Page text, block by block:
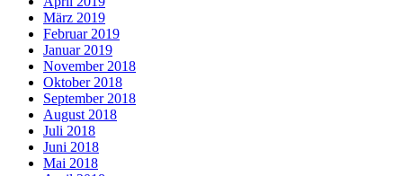
März 2019
Februar 2019
Januar 2019
November 2018
Oktober 2018
September 2018
August 2018
Juli 2018
Juni 2018
Mai 2018